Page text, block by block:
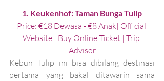
1. Keukenhof: Taman Bunga Tulip
Price: €18 Dewasa - €8 Anak| Official
Website | Buy Online Ticket | Trip
Advisor
Kebun Tulip ini bisa dibilang destinasi
pertama yang bakal ditawarin sama